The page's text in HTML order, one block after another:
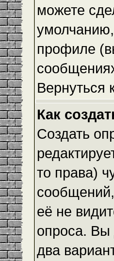
можете
профиле
Вернуться
Как
Создать
то права)
её не
опроса. Вы
два